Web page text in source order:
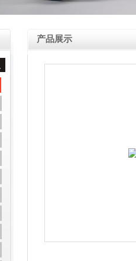
产品展示